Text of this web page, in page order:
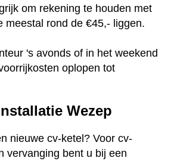
om rekening te houden met
meestal rond de €45,- liggen.
's avonds of in het weekend
oplopen tot
Wezep
nieuwe cv-ketel? Voor cv-
vervanging bent u bij een